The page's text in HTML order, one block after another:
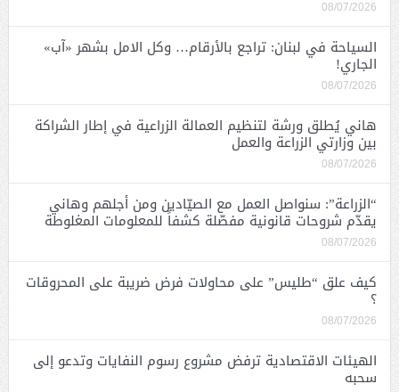
08/07/2026
السياحة في لبنان: تراجع بالأرقام… وكل الامل بشهر «آب»
الجاري!
08/07/2026
هاني يُطلق ورشة لتنظيم العمالة الزراعية في إطار الشراكة
بين وزارتي الزراعة والعمل
08/07/2026
“الزراعة”: سنواصل العمل مع الصيّادين ومن أجلهم وهاني
يقدّم شروحات قانونية مفصّلة كشفاً للمعلومات المغلوطة
08/07/2026
كيف علق “طليس” على محاولات فرض ضريبة على المحروقات
؟
08/07/2026
الهيئات الاقتصادية ترفض مشروع رسوم النفايات وتدعو إلى
سحبه